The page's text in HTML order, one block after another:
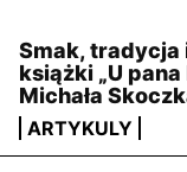
Smak, tradycja
książki „U
Michała
ARTYKULY